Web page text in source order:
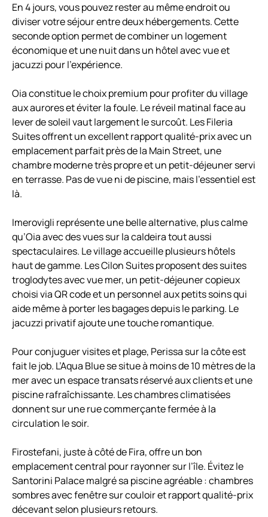
En 4 jours, vous pouvez rester au même endroit ou
diviser votre séjour entre deux hébergements. Cette
seconde option permet de combiner un logement
économique et une nuit dans un hôtel avec vue et
jacuzzi pour l’expérience.
Oia constitue le choix premium pour profiter du village
aux aurores et éviter la foule. Le réveil matinal face au
lever de soleil vaut largement le surcoût. Les Fileria
Suites offrent un excellent rapport qualité-prix avec un
emplacement parfait près de la Main Street, une
chambre moderne très propre et un petit-déjeuner servi
en terrasse. Pas de vue ni de piscine, mais l’essentiel est
là.
Imerovigli représente une belle alternative, plus calme
qu’Oia avec des vues sur la caldeira tout aussi
spectaculaires. Le village accueille plusieurs hôtels
haut de gamme. Les Cilon Suites proposent des suites
troglodytes avec vue mer, un petit-déjeuner copieux
choisi via QR code et un personnel aux petits soins qui
aide même à porter les bagages depuis le parking. Le
jacuzzi privatif ajoute une touche romantique.
Pour conjuguer visites et plage, Perissa sur la côte est
fait le job. L’Aqua Blue se situe à moins de 10 mètres de la
mer avec un espace transats réservé aux clients et une
piscine rafraîchissante. Les chambres climatisées
donnent sur une rue commerçante fermée à la
circulation le soir.
Firostefani, juste à côté de Fira, offre un bon
emplacement central pour rayonner sur l’île. Évitez le
Santorini Palace malgré sa piscine agréable : chambres
sombres avec fenêtre sur couloir et rapport qualité-prix
décevant selon plusieurs retours.